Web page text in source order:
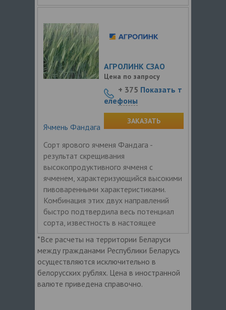
Ячмень Фандага
Сорт ярового ячменя Фандага -
результат скрещивания
высокопродуктивного ячменя с
ячменем, характеризующийся высокими
пивоваренными характеристиками.
Комбинация этих двух направлений
быстро подтвердила весь потенциал
сорта, известность в настоящее
АГРОЛИНК СЗАО
Цена по запросу
+ 375 Показать т
елефоны
ЗАКАЗАТЬ
*Все расчеты на территории Беларуси
между гражданами Республики Беларусь
осуществляются исключительно в
белорусских рублях. Цена в иностранной
валюте приведена справочно.